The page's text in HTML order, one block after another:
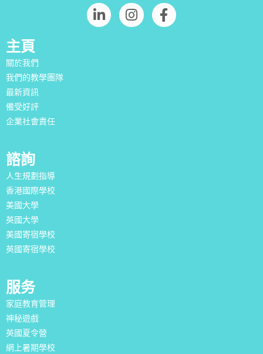
主頁
關於我們
我們的教學團隊
最新資訊
備受好評
企業社會責任
諮詢
人生規劃指導
香港國際學校
美國大學
英國大學
美國寄宿學校
英國寄宿學校
服务
家庭教育管理
神秘遊戲
英國夏令營
網上暑期學校